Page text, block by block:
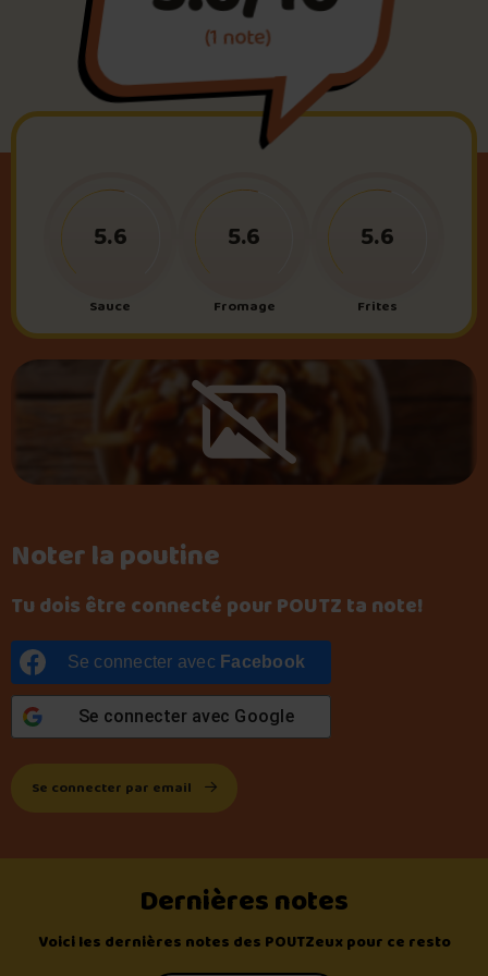
Foire aux questions
Me connecter
(1 note)
Noter la poutine
Tu dois être connecté pour POUTZ ta note!
Se connecter avec Facebook
Se connecter avec Google
Se connecter par email
Sauce
5.6
Fromage
5.6
Frites
5.6
Dernières notes
Voici les dernières notes des POUTZeux pour ce resto